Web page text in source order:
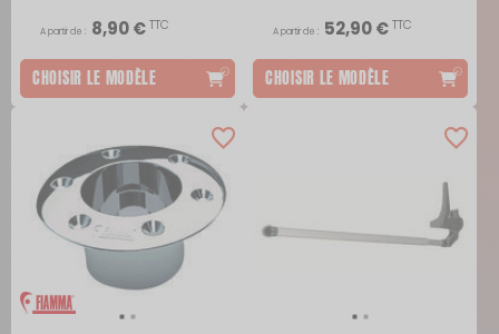
A partir de : 8,90 €TTC
CHOISIR LE MODÈLE
A partir de : 52,90 €TTC
CHOISIR LE MODÈLE